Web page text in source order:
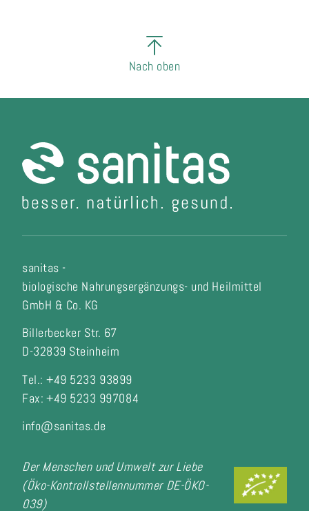
Nach oben
sanitas -
biologische Nahrungsergänzungs- und Heilmittel
GmbH & Co. KG
Billerbecker Str. 67
D-32839 Steinheim
Tel.: +49 5233 93899
Fax: +49 5233 997084
info@sanitas.de
Der Menschen und Umwelt zur Liebe
(Öko-Kontrollstellennummer DE-ÖKO-
039)